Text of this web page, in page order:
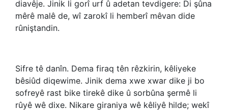
diavêje. Jinik li gorî urf û adetan tevdigere: Di şûna
mêrê malê de, wî zarokî li hemberî mêvan dide
rûniştandin.
Sifre tê danîn. Dema firaq tên rêzkirin, kêliyeke
bêsiûd diqewime. Jinik dema xwe xwar dike ji bo
sofreyê rast bike tirekê dike û sorbûna şermê li
rûyê wê dixe. Nikare giraniya wê kêliyê hilde; wekî